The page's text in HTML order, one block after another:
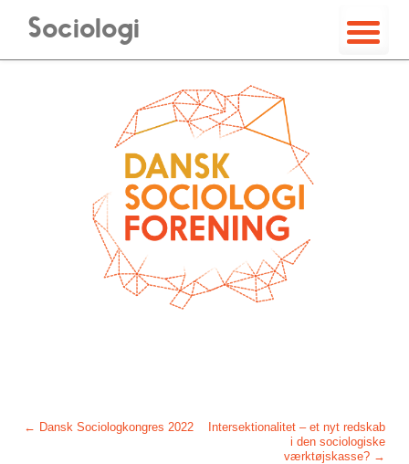
Sociologi
Post navigation
Intersektionalitet – et nyt redskab
i den sociologiske
værktøjskasse? →
← Dansk Sociologkongres 2022